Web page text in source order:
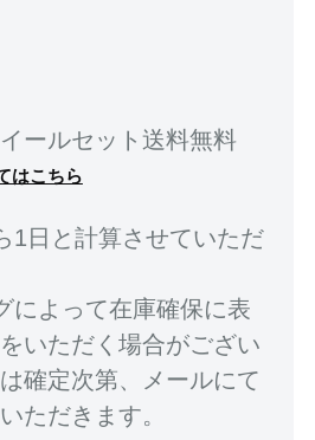
ールセット送料無料
はこちら
1日と計算させていただ
によって在庫確保に表
いただく場合がござい
確定次第、メールにて
ただきます。